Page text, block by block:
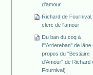
d'amour
Richard de
clerc de l'amour
Du ban du coq à
l'"Arriereban" de lâne
propos du "Bestiaire
d'Amour" de Richard
Fournival)